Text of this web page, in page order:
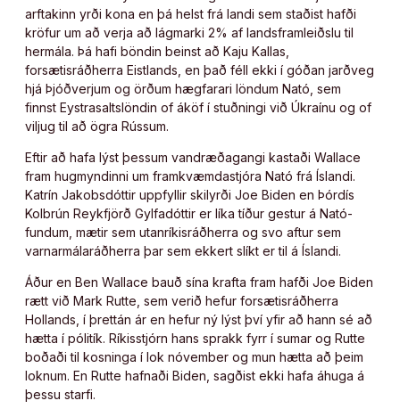
arftakinn yrði kona en þá helst frá landi sem staðist hafði
kröfur um að verja að lágmarki 2% af landsframleiðslu til
hermála. Þá hafi böndin beinst að Kaju Kallas,
forsætisráðherra Eistlands, en það féll ekki í góðan jarðveg
hjá Þjóðverjum og örðum hægfarari löndum Nató, sem
finnst Eystrasaltslöndin of áköf í stuðningi við Úkraínu og of
viljug til að ögra Rússum.
Eftir að hafa lýst þessum vandræðagangi kastaði Wallace
fram hugmyndinni um framkvæmdastjóra Nató frá Íslandi.
Katrín Jakobsdóttir uppfyllir skilyrði Joe Biden en Þórdís
Kolbrún Reykfjörð Gylfadóttir er líka tíður gestur á Nató-
fundum, mætir sem utanríkisráðherra og svo aftur sem
varnarmálaráðherra þar sem ekkert slíkt er til á Íslandi.
Áður en Ben Wallace bauð sína krafta fram hafði Joe Biden
rætt við Mark Rutte, sem verið hefur forsætisráðherra
Hollands, í þrettán ár en hefur ný lýst því yfir að hann sé að
hætta í pólitík. Ríkisstjórn hans sprakk fyrr í sumar og Rutte
boðaði til kosninga í lok nóvember og mun hætta að þeim
loknum. En Rutte hafnaði Biden, sagðist ekki hafa áhuga á
þessu starfi.